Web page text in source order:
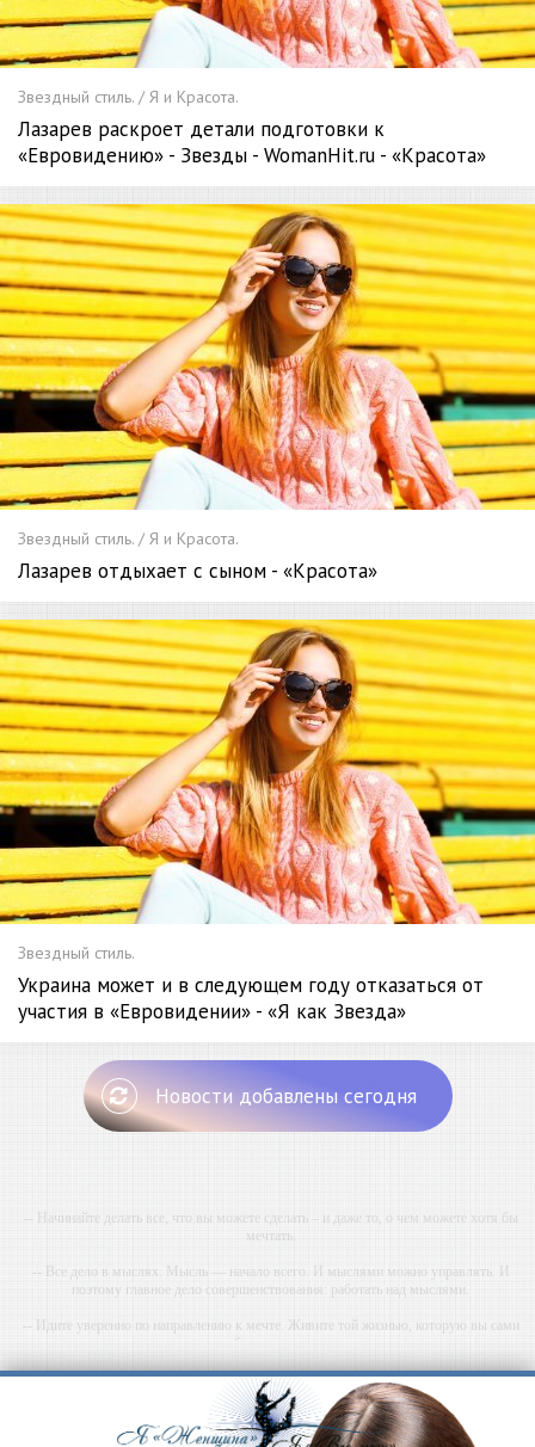
Звездный стиль. / Я и Красота.
Лазарев раскроет детали подготовки к
«Евровидению» - Звезды - WomanHit.ru - «Красота»
Звездный стиль. / Я и Красота.
Лазарев отдыхает с сыном - «Красота»
Звездный стиль.
Украина может и в следующем году отказаться от
участия в «Евровидении» - «Я как Звезда»
Новости добавлены сегодня
-- Начинайте делать все, что вы можете сделать – и даже то, о чем можете хотя бы
мечтать.
-- Все дело в мыслях. Мысль — начало всего. И мыслями можно управлять. И
поэтому главное дело совершенствования: работать над мыслями.
-- Идите уверенно по направлению к мечте. Живите той жизнью, которую вы сами
себе придумали.
-- Самое большое богатство — это ум. Самая большая нищета — глупость. Из всех
страхов самый пугающий — самолюбование.
-- Лучшее, что можно сделать с хорошим советом, это пропустить его мимо ушей. Он